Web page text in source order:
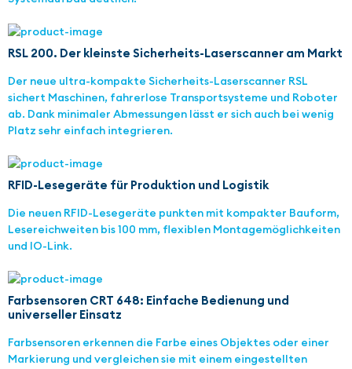
RSL 200. Der kleinste Sicherheits-Laserscanner am Markt
Der neue ultra-kompakte Sicherheits-Laserscanner RSL
sichert Maschinen, fahrerlose Transportsysteme und Roboter
ab. Dank minimaler Abmessungen lässt er sich auch bei wenig
Platz sehr einfach integrieren.
RFID-Lesegeräte für Produktion und Logistik
Die neuen RFID-Lesegeräte punkten mit kompakter Bauform,
Lesereichweiten bis 100 mm, flexiblen Montagemöglichkeiten
und IO-Link.
Farbsensoren CRT 648: Einfache Bedienung und
universeller Einsatz
Farbsensoren erkennen die Farbe eines Objektes oder einer
Markierung und vergleichen sie mit einem eingestellten